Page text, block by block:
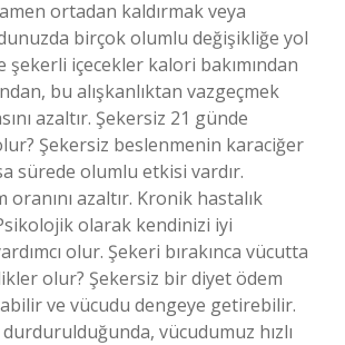
ortadan kaldırmak veya
birçok olumlu değişikliğe yol
şekerli içecekler kalori bakımından
bu alışkanlıktan vazgeçmek
azaltır. Şekersiz 21 günde
Şekersiz beslenmenin karaciğer
sürede olumlu etkisi vardır.
azaltır. Kronik hastalık
olarak kendinizi iyi
olur. Şekeri bırakınca vücutta
olur? Şekersiz bir diyet ödem
ve vücudu dengeye getirebilir.
vücudumuz hızlı